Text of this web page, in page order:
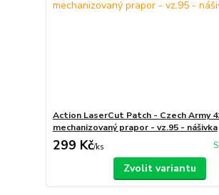
Action LaserCut Patch - Czech Army
mechanizovaný prapor - vz.95 - nášivka
299 Kč/ks
Zvolit variantu